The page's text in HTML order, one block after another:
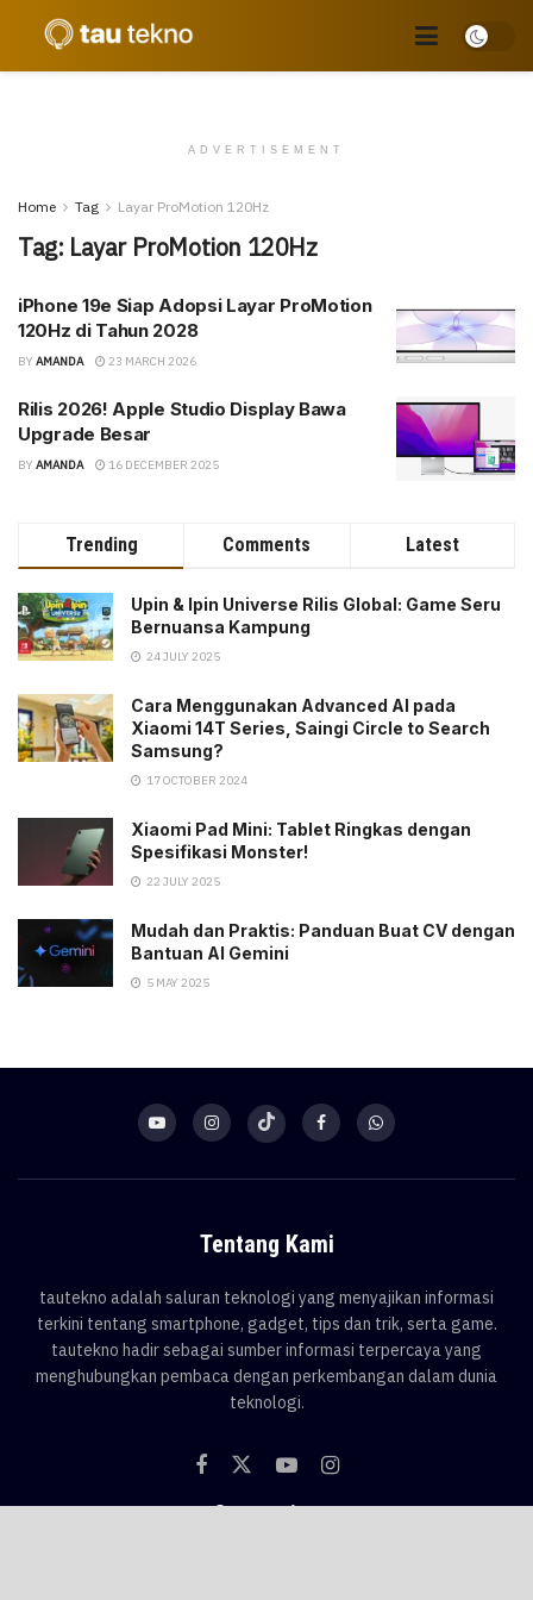
ADVERTISEMENT
Home Tag Layar ProMotion 120Hz
Tag: Layar ProMotion 120Hz
iPhone 19e Siap Adopsi Layar ProMotion
120Hz di Tahun 2028
BY AMANDA 23 MARCH 2026
Rilis 2026! Apple Studio Display Bawa
Upgrade Besar
BY AMANDA 16 DECEMBER 2025
Trending Comments Latest
Upin & Ipin Universe Rilis Global: Game Seru
Bernuansa Kampung
24 JULY 2025
Cara Menggunakan Advanced AI pada
Xiaomi 14T Series, Saingi Circle to Search
Samsung?
17 OCTOBER 2024
Xiaomi Pad Mini: Tablet Ringkas dengan
Spesifikasi Monster!
22 JULY 2025
Mudah dan Praktis: Panduan Buat CV dengan
Bantuan AI Gemini
5 MAY 2025
Tentang Kami
tautekno adalah saluran teknologi yang menyajikan informasi
terkini tentang smartphone, gadget, tips dan trik, serta game.
tautekno hadir sebagai sumber informasi terpercaya yang
menghubungkan pembaca dengan perkembangan dalam dunia
teknologi.
Categories